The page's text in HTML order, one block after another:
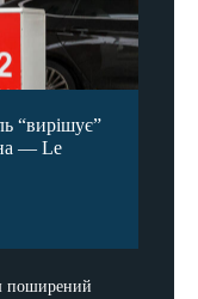
“вирішує”
— Le
поширений